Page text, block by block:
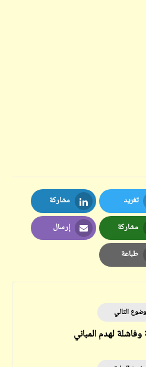
تغريد
Twitter
مشاركة
LinkedIn
مشاركة
Whatsapp
إرسال
Email
طباعة
Print
التالي
لهدم المباني